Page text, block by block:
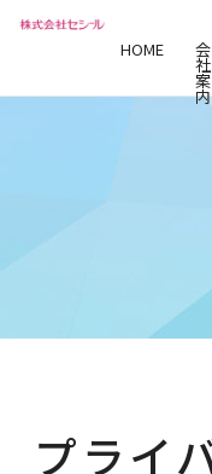
HOME 会
社
案
内
プライ